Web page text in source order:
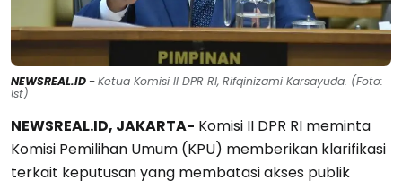
NEWSREAL.ID -Ketua Komisi II DPR RI, Rifqinizami Karsayuda. (Foto:
Ist)
NEWSREAL.ID, JAKARTA- Komisi II DPR RI meminta
Komisi Pemilihan Umum (KPU) memberikan klarifikasi
terkait keputusan yang membatasi akses publik